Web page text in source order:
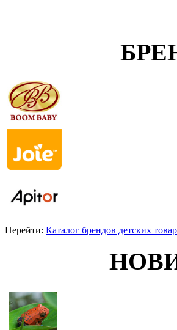
Перейти: Каталог брендов детских